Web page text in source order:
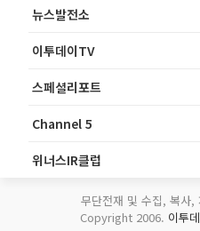
뉴스발전소
이투데이TV
스페셜리포트
Channel 5
위너스IR클럽
무단전재 및 수집, 복사,
Copyright 2006. 이투